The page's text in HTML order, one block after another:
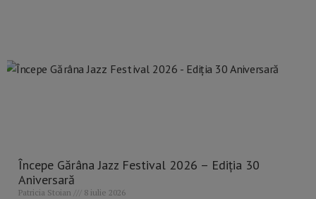
Începe Gărâna Jazz Festival 2026 – Ediția 30
Aniversară
Patricia Stoian 8 iulie 2026